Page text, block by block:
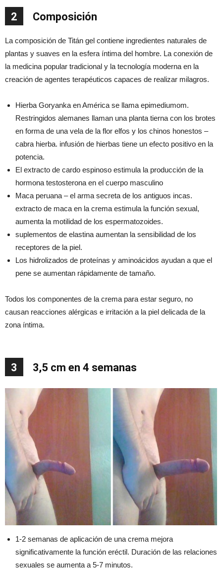
2 Composición
La composición de Titán gel contiene ingredientes naturales de
plantas y suaves en la esfera íntima del hombre. La conexión de
la medicina popular tradicional y la tecnología moderna en la
creación de agentes terapéuticos capaces de realizar milagros.
Hierba Goryanka en América se llama epimediumom.
Restringidos alemanes llaman una planta tierna con los brotes
en forma de una vela de la flor elfos y los chinos honestos –
cabra hierba. infusión de hierbas tiene un efecto positivo en la
potencia.
El extracto de cardo espinoso estimula la producción de la
hormona testosterona en el cuerpo masculino
Maca peruana – el arma secreta de los antiguos incas.
extracto de maca en la crema estimula la función sexual,
aumenta la motilidad de los espermatozoides.
suplementos de elastina aumentan la sensibilidad de los
receptores de la piel.
Los hidrolizados de proteínas y aminoácidos ayudan a que el
pene se aumentan rápidamente de tamaño.
Todos los componentes de la crema para estar seguro, no
causan reacciones alérgicas e irritación a la piel delicada de la
zona íntima.
3 3,5 cm en 4 semanas
1-2 semanas de aplicación de una crema mejora
significativamente la función eréctil. Duración de las relaciones
sexuales se aumenta a 5-7 minutos.